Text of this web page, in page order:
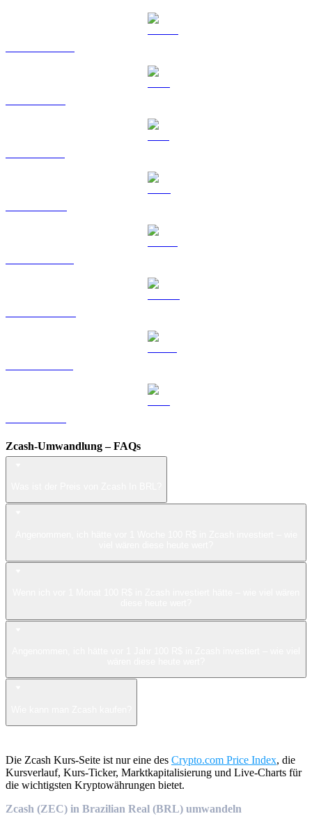
Zcash-Umwandlung – FAQs
Die Zcash Kurs-Seite ist nur eine des Crypto.com Price Index, die
Kursverlauf, Kurs-Ticker, Marktkapitalisierung und Live-Charts für
die wichtigsten Kryptowährungen bietet.
Zcash (ZEC) in Brazilian Real (BRL) umwandeln